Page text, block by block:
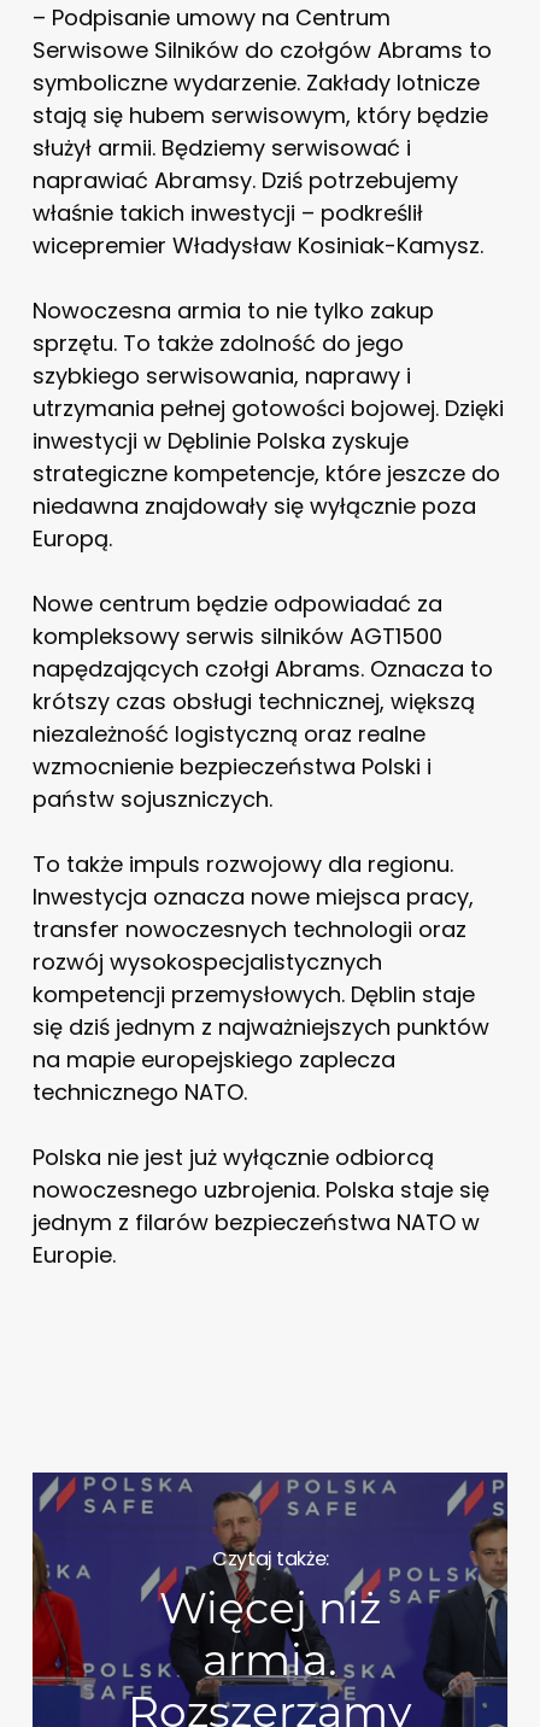
– Podpisanie umowy na Centrum
Serwisowe Silników do czołgów Abrams to
symboliczne wydarzenie. Zakłady lotnicze
stają się hubem serwisowym, który będzie
służył armii. Będziemy serwisować i
naprawiać Abramsy. Dziś potrzebujemy
właśnie takich inwestycji – podkreślił
wicepremier Władysław Kosiniak-Kamysz.
Nowoczesna armia to nie tylko zakup
sprzętu. To także zdolność do jego
szybkiego serwisowania, naprawy i
utrzymania pełnej gotowości bojowej. Dzięki
inwestycji w Dęblinie Polska zyskuje
strategiczne kompetencje, które jeszcze do
niedawna znajdowały się wyłącznie poza
Europą.
Nowe centrum będzie odpowiadać za
kompleksowy serwis silników AGT1500
napędzających czołgi Abrams. Oznacza to
krótszy czas obsługi technicznej, większą
niezależność logistyczną oraz realne
wzmocnienie bezpieczeństwa Polski i
państw sojuszniczych.
To także impuls rozwojowy dla regionu.
Inwestycja oznacza nowe miejsca pracy,
transfer nowoczesnych technologii oraz
rozwój wysokospecjalistycznych
kompetencji przemysłowych. Dęblin staje
się dziś jednym z najważniejszych punktów
na mapie europejskiego zaplecza
technicznego NATO.
Polska nie jest już wyłącznie odbiorcą
nowoczesnego uzbrojenia. Polska staje się
jednym z filarów bezpieczeństwa NATO w
Europie.
Czytaj także:
Więcej niż
armia.
Rozszerzamy